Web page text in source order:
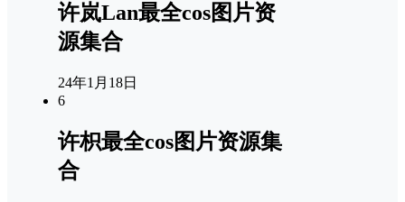
许岚Lan最全cos图片资
源集合
24年1月18日
6
许枳最全cos图片资源集
合